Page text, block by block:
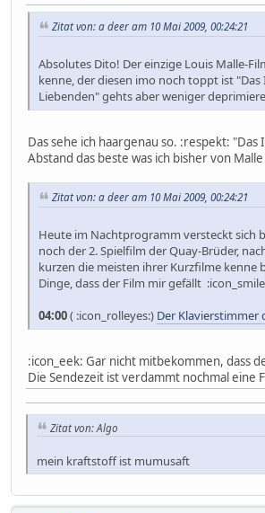
Zitat von: a deer am 10 Mai 2009, 00:24:21
Absolutes Dito! Der einzige Louis Malle-
kenne, der diesen imo noch toppt ist "Das
Liebenden" gehts aber weniger
Das sehe ich haargenau so. :respekt:
Abstand das beste was ich bisher von
Zitat von: a deer am 10 Mai 2009, 00:24:21
Heute im Nachtprogramm versteckt sich
noch der 2. Spielfilm der Quay-Brüder,
kurzen die meisten ihrer Kurzfilme kenne
Dinge, dass der Film mir gefällt
04:00( :icon_rolleyes:) Der Klavierstimmer
:icon_eek: Gar nicht mitbekommen, dass
Die Sendezeit ist verdammt nochmal eine
Zitat von: Algo
mein kraftstoff ist mumusaft